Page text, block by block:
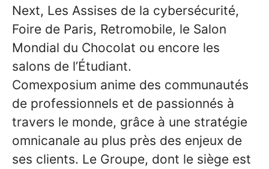
Next, Les Assises de la cybersécurité,
Foire de Paris, Retromobile, le Salon
Mondial du Chocolat ou encore les
salons de l’Étudiant.
Comexposium anime des communautés
de professionnels et de passionnés à
travers le monde, grâce à une stratégie
omnicanale au plus près des enjeux de
ses clients. Le Groupe, dont le siège est